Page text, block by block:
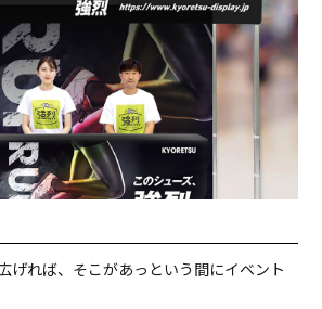
げれば、そこがあっという間にイベント